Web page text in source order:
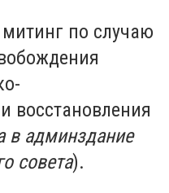
по случаю
восстановления
в админздание
совета).